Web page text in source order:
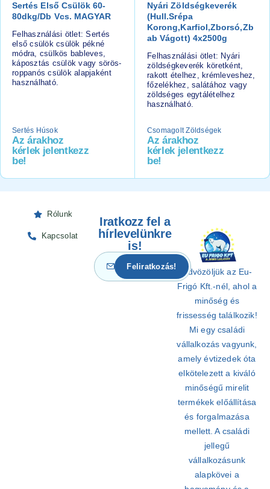
Sertés Első Csülök 60-
80dkg/db Vcs. MAGYAR
Felhasználási ötlet: Sertés
első csülök csülök pékné
módra, csülkös bableves,
káposztás csülök vagy sörös-
roppanós csülök alapjaként
használható.
Sertés Húsok
Az árakhoz
kérlek jelentkezz
be!
Nyári Zöldségkeverék
(hull.srépa
Korong,karfiol,zborsó,zb
Ab Vágott) 4x2500g
Felhasználási ötlet: Nyári
zöldségkeverék köretként,
rakott ételhez, krémleveshez,
főzelékhez, salátához vagy
zöldséges egytálételhez
használható.
Csomagolt Zöldségek
Az árakhoz
kérlek jelentkezz
be!
Rólunk
Kapcsolat
Üdvözöljük az Eu-
Frigó Kft.-nél, ahol a
minőség és
frissesség találkozik!
Mi egy családi
vállalkozás vagyunk,
amely évtizedek óta
elkötelezett a kiváló
minőségű mirelit
termékek előállítása
és forgalmazása
mellett. A családi
jellegű
vállalkozásunk
alapkövei a
Iratkozz fel a
hírlevelünkre
is!